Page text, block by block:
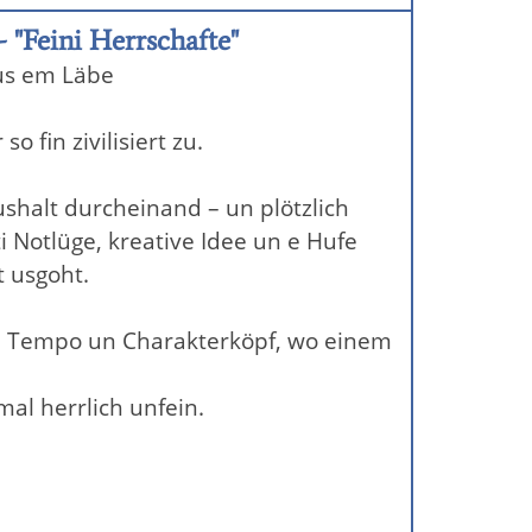
Herrschafte"
em Läbe
so fin zivilisiert zu.
durcheinand – un plötzlich
Notlüge, kreative Idee un e Hufe
usgoht.
un Charakterköpf, wo einem
herrlich unfein.